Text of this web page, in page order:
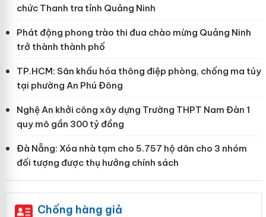
chức Thanh tra tỉnh Quảng Ninh
Phát động phong trào thi đua chào mừng Quảng Ninh
trở thành thành phố
TP.HCM: Sân khấu hóa thông điệp phòng, chống ma túy
tại phường An Phú Đông
Nghệ An khởi công xây dựng Trường THPT Nam Đàn 1
quy mô gần 300 tỷ đồng
Đà Nẵng: Xóa nhà tạm cho 5.757 hộ dân cho 3 nhóm
đối tượng được thụ hưởng chính sách
Chống hàng giả